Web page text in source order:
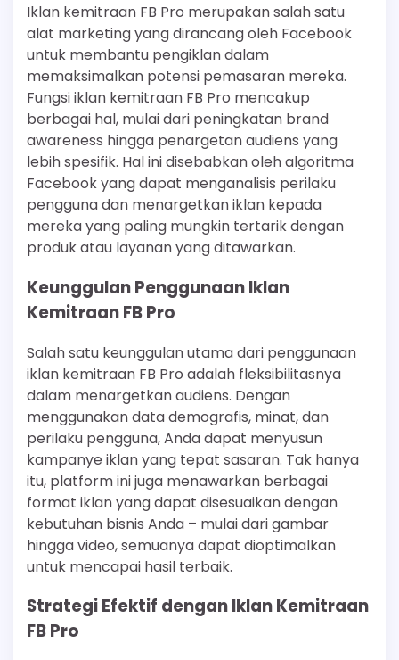
Iklan kemitraan FB Pro merupakan salah satu
alat marketing yang dirancang oleh Facebook
untuk membantu pengiklan dalam
memaksimalkan potensi pemasaran mereka.
Fungsi iklan kemitraan FB Pro mencakup
berbagai hal, mulai dari peningkatan brand
awareness hingga penargetan audiens yang
lebih spesifik. Hal ini disebabkan oleh algoritma
Facebook yang dapat menganalisis perilaku
pengguna dan menargetkan iklan kepada
mereka yang paling mungkin tertarik dengan
produk atau layanan yang ditawarkan.
Keunggulan Penggunaan Iklan
Kemitraan FB Pro
Salah satu keunggulan utama dari penggunaan
iklan kemitraan FB Pro adalah fleksibilitasnya
dalam menargetkan audiens. Dengan
menggunakan data demografis, minat, dan
perilaku pengguna, Anda dapat menyusun
kampanye iklan yang tepat sasaran. Tak hanya
itu, platform ini juga menawarkan berbagai
format iklan yang dapat disesuaikan dengan
kebutuhan bisnis Anda – mulai dari gambar
hingga video, semuanya dapat dioptimalkan
untuk mencapai hasil terbaik.
Strategi Efektif dengan Iklan Kemitraan
FB Pro